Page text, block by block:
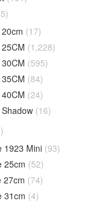
(17)
(1,228)
(595)
(84)
(24)
(16)
1923 Mini (93)
25cm (52)
27cm (74)
31cm (4)